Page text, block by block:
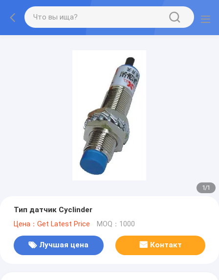
1/1
Тип датчик Cyclinder
Цена：Get Latest Price MOQ：1000
Лучшая цена Контакт